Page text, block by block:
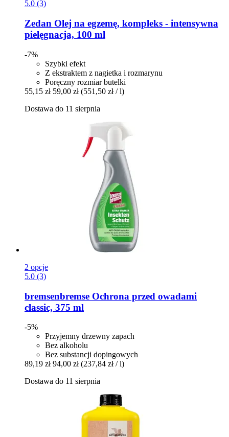
5.0 (3)
Zedan Olej na egzemę, kompleks -​ intensywna
pielęgnacja, 100 ml
-7%
Szybki efekt
Z ekstraktem z nagietka i rozmarynu
Poręczny rozmiar butelki
55,15 zł 59,00 zł (551,50 zł / l)
Dostawa do 11 sierpnia
2 opcje
5.0 (3)
bremsenbremse Ochrona przed owadami
classic, 375 ml
-5%
Przyjemny drzewny zapach
Bez alkoholu
Bez substancji dopingowych
89,19 zł 94,00 zł (237,84 zł / l)
Dostawa do 11 sierpnia